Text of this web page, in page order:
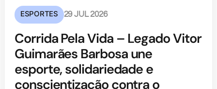
ESPORTES 29 JUL 2026
Corrida Pela Vida – Legado Vitor
Guimarães Barbosa une
esporte, solidariedade e
conscientização contra o